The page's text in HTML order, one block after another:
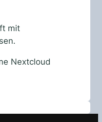
mit
Nextcloud